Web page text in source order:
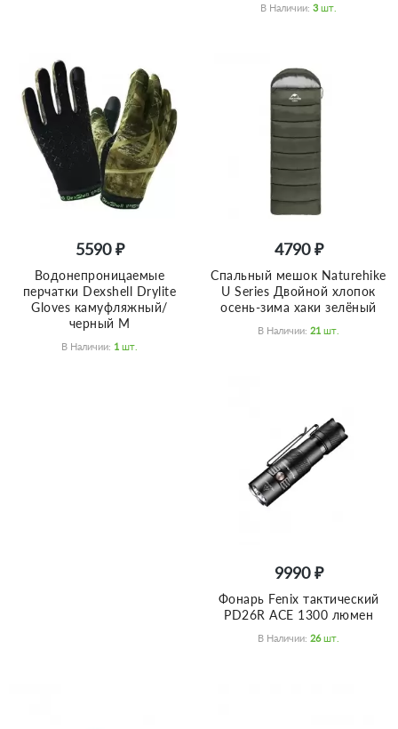
В Наличии: 3 Шт.
5590 ₽
Водонепроницаемые
перчатки Dexshell Drylite
Gloves камуфляжный/
черный M
В Наличии: 1 Шт.
4790 ₽
Спальный мешок Naturehike
U Series Двойной хлопок
осень-зима хаки зелёный
В Наличии: 21 Шт.
9990 ₽
Фонарь Fenix тактический
PD26R ACE 1300 люмен
В Наличии: 26 Шт.